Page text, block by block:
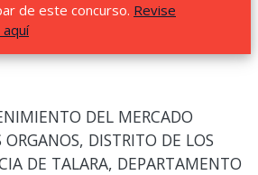
de este concurso. Revise
DEL MERCADO
DISTRITO DE LOS
DE TALARA, DEPARTAMENTO